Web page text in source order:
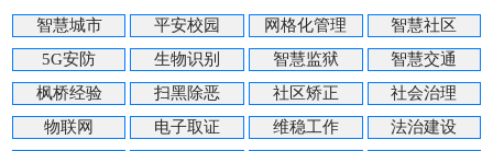
智慧城市 平安校园 网格化管理
智慧社区
5G安防
生物识别 智慧监狱
智慧交通
枫桥经验
扫黑除恶 社区矫正
社会治理
物联网
电子取证 维稳工作
法治建设